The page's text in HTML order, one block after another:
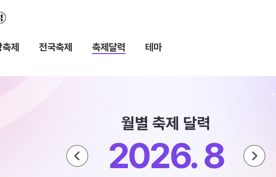
제 전국축제 축제달력 테마
월별 축제 달력
2026. 8